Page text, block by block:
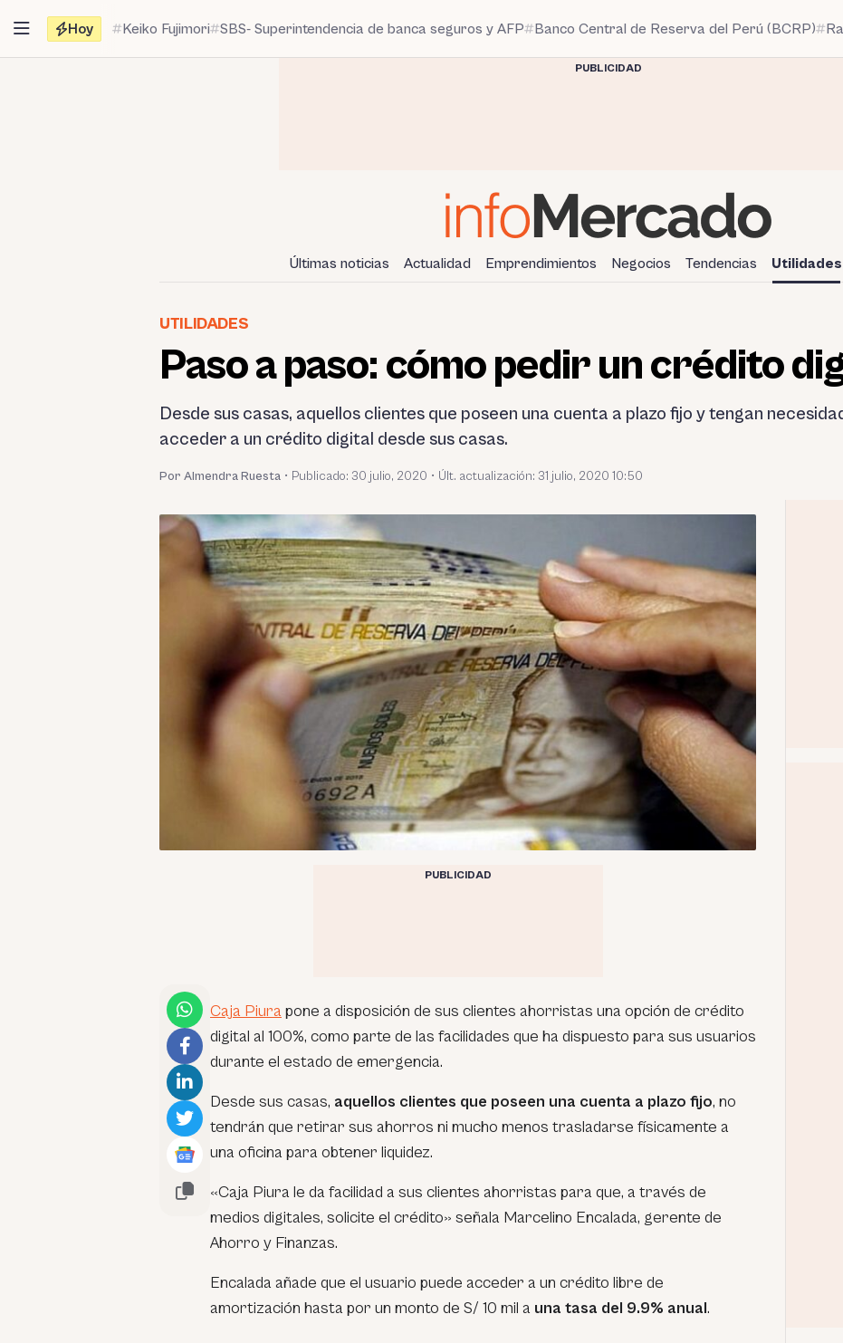
contenido
Hoy Keiko Fujimori SBS- Superintendencia de banca seguros y AFP Banco Central de Reserva del Perú (BCRP)
PUBLICIDAD
Últimas noticias Actualidad Emprendimientos Negocios Tendencias Utilidades
UTILIDADES
Paso a paso: cómo pedir un crédito
Desde sus casas, aquellos clientes que poseen una cuenta a plazo fijo y tengan
acceder a un crédito digital desde sus casas.
Por Almendra Ruesta • Publicado: 30 julio, 2020 • Últ. actualización: 31 julio, 2020 10:50
PUBLICIDAD
Caja Piura pone a disposición de sus clientes ahorristas una opción de crédito
digital al 100%, como parte de las facilidades que ha dispuesto para sus usuarios
durante el estado de emergencia.
Desde sus casas, aquellos clientes que poseen una cuenta a plazo fijo, no
tendrán que retirar sus ahorros ni mucho menos trasladarse físicamente a
una oficina para obtener liquidez.
«Caja Piura le da facilidad a sus clientes ahorristas para que, a través de
medios digitales, solicite el crédito» señala Marcelino Encalada, gerente de
Ahorro y Finanzas.
Encalada añade que el usuario puede acceder a un crédito libre de
amortización hasta por un monto de S/ 10 mil a una tasa del 9.9% anual.